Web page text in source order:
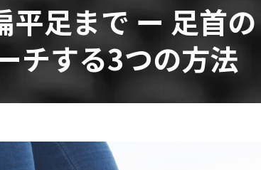
足まで ー 足首
チする3つの方法